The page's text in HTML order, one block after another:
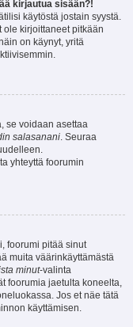
kirjautua sisään?!
käytöstä jostain syystä.
ole kirjoittaneet pitkään
on käynyt, yritä
se voidaan asettaa
salasanani. Seuraa
yhteyttä foorumin
foorumi pitää sinut
muita väärinkäyttämästä
minut-valinta
foorumia jaetulta koneelta,
Jos et näe tätä
käyttämisen.